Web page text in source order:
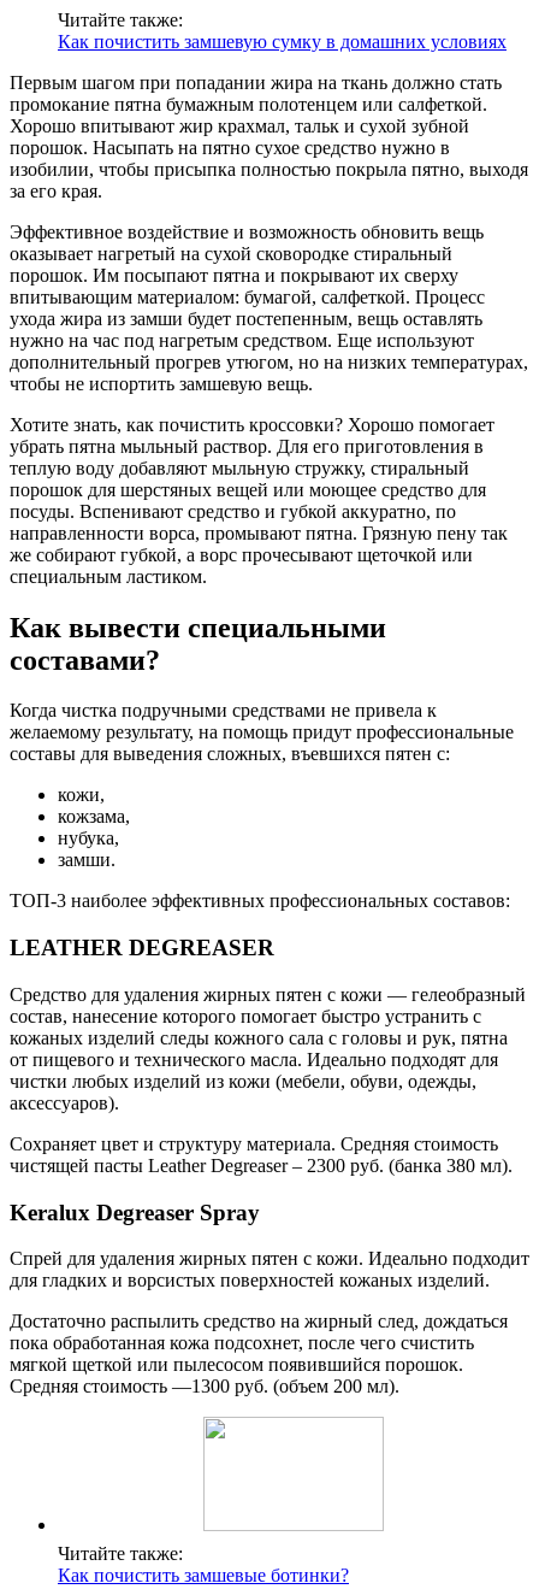
Читайте также:
Как почистить замшевую сумку в домашних условиях
Первым шагом при попадании жира на ткань должно стать
промокание пятна бумажным полотенцем или салфеткой.
Хорошо впитывают жир крахмал, тальк и сухой зубной
порошок. Насыпать на пятно сухое средство нужно в
изобилии, чтобы присыпка полностью покрыла пятно, выходя
за его края.
Эффективное воздействие и возможность обновить вещь
оказывает нагретый на сухой сковородке стиральный
порошок. Им посыпают пятна и покрывают их сверху
впитывающим материалом: бумагой, салфеткой. Процесс
ухода жира из замши будет постепенным, вещь оставлять
нужно на час под нагретым средством. Еще используют
дополнительный прогрев утюгом, но на низких температурах,
чтобы не испортить замшевую вещь.
Хотите знать, как почистить кроссовки? Хорошо помогает
убрать пятна мыльный раствор. Для его приготовления в
теплую воду добавляют мыльную стружку, стиральный
порошок для шерстяных вещей или моющее средство для
посуды. Вспенивают средство и губкой аккуратно, по
направленности ворса, промывают пятна. Грязную пену так
же собирают губкой, а ворс прочесывают щеточкой или
специальным ластиком.
Как вывести специальными
составами?
Когда чистка подручными средствами не привела к
желаемому результату, на помощь придут профессиональные
составы для выведения сложных, въевшихся пятен с:
кожи,
кожзама,
нубука,
замши.
ТОП-3 наиболее эффективных профессиональных составов:
LEATHER DEGREASER
Средство для удаления жирных пятен с кожи — гелеобразный
состав, нанесение которого помогает быстро устранить с
кожаных изделий следы кожного сала с головы и рук, пятна
от пищевого и технического масла. Идеально подходят для
чистки любых изделий из кожи (мебели, обуви, одежды,
аксессуаров).
Сохраняет цвет и структуру материала. Средняя стоимость
чистящей пасты Leather Degreaser – 2300 руб. (банка 380 мл).
Keralux Degreaser Spray
Спрей для удаления жирных пятен с кожи. Идеально подходит
для гладких и ворсистых поверхностей кожаных изделий.
Достаточно распылить средство на жирный след, дождаться
пока обработанная кожа подсохнет, после чего счистить
мягкой щеткой или пылесосом появившийся порошок.
Средняя стоимость —1300 руб. (объем 200 мл).
Читайте также:
Как почистить замшевые ботинки?